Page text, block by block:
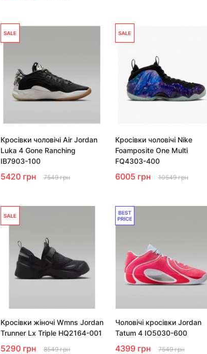
Кросівки чоловічі Air Jordan
Luka 4 Gone Ranching
IB7903-100
5420 грн 7549 грн
Кросівки чоловічі Nike
Foamposite One Multi
FQ4303-400
6005 грн 10549 грн
Кросівки жіночі Wmns Jordan
Trunner Lx Triple HQ2164-001
5290 грн 8549 грн
Чоловічі кросівки Jordan
Tatum 4 IO5030-600
4399 грн 7549 грн